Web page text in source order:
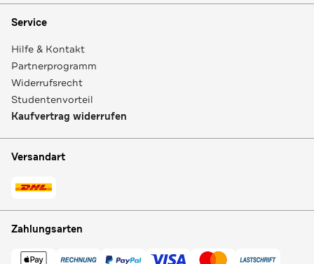
Service
Hilfe & Kontakt
Partnerprogramm
Widerrufsrecht
Studentenvorteil
Kaufvertrag widerrufen
Versandart
Zahlungsarten